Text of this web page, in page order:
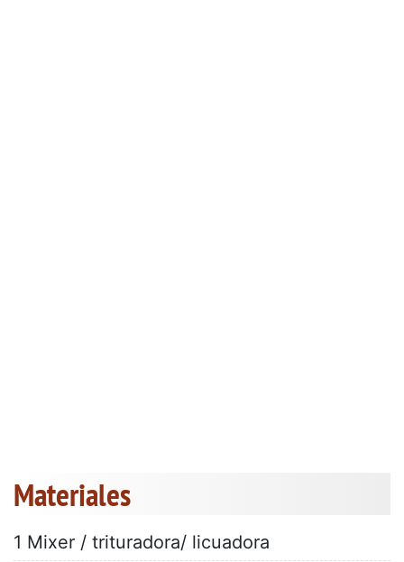
Materiales
1 Mixer / trituradora/ licuadora